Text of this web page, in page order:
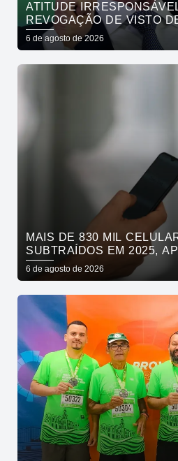
ATITUDE
REVOGAÇÃO DE VISTO
6 de agosto de 2026
MAIS DE 830 MIL
SUBTRAÍDOS EM 2025,
6 de agosto de 2026